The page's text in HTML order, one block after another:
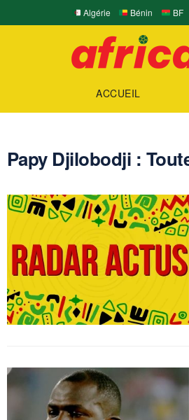
Algérie Bénin BF
ACCUEIL
Papy Djilobodji :